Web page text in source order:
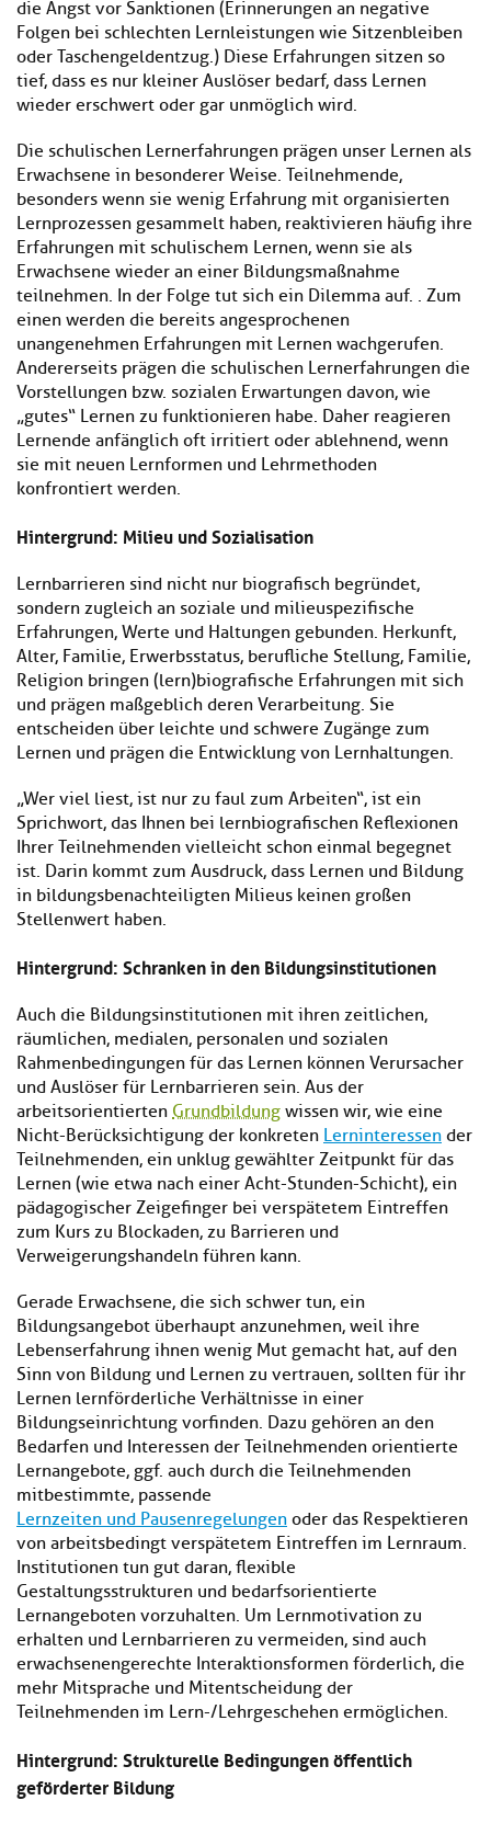
die Angst vor Sanktionen (Erinnerungen an negative
Folgen bei schlechten Lernleistungen wie Sitzenbleiben
oder Taschengeldentzug.) Diese Erfahrungen sitzen so
tief, dass es nur kleiner Auslöser bedarf, dass Lernen
wieder erschwert oder gar unmöglich wird.
Die schulischen Lernerfahrungen prägen unser Lernen als
Erwachsene in besonderer Weise. Teilnehmende,
besonders wenn sie wenig Erfahrung mit organisierten
Lernprozessen gesammelt haben, reaktivieren häufig ihre
Erfahrungen mit schulischem Lernen, wenn sie als
Erwachsene wieder an einer Bildungsmaßnahme
teilnehmen. In der Folge tut sich ein Dilemma auf. . Zum
einen werden die bereits angesprochenen
unangenehmen Erfahrungen mit Lernen wachgerufen.
Andererseits prägen die schulischen Lernerfahrungen die
Vorstellungen bzw. sozialen Erwartungen davon, wie
„gutes“ Lernen zu funktionieren habe. Daher reagieren
Lernende anfänglich oft irritiert oder ablehnend, wenn
sie mit neuen Lernformen und Lehrmethoden
konfrontiert werden.
Hintergrund: Milieu und Sozialisation
Lernbarrieren sind nicht nur biografisch begründet,
sondern zugleich an soziale und milieuspezifische
Erfahrungen, Werte und Haltungen gebunden. Herkunft,
Alter, Familie, Erwerbsstatus, berufliche Stellung, Familie,
Religion bringen (lern)biografische Erfahrungen mit sich
und prägen maßgeblich deren Verarbeitung. Sie
entscheiden über leichte und schwere Zugänge zum
Lernen und prägen die Entwicklung von Lernhaltungen.
„Wer viel liest, ist nur zu faul zum Arbeiten“, ist ein
Sprichwort, das Ihnen bei lernbiografischen Reflexionen
Ihrer Teilnehmenden vielleicht schon einmal begegnet
ist. Darin kommt zum Ausdruck, dass Lernen und Bildung
in bildungsbenachteiligten Milieus keinen großen
Stellenwert haben.
Hintergrund: Schranken in den Bildungsinstitutionen
Auch die Bildungsinstitutionen mit ihren zeitlichen,
räumlichen, medialen, personalen und sozialen
Rahmenbedingungen für das Lernen können Verursacher
und Auslöser für Lernbarrieren sein. Aus der
arbeitsorientierten Grundbildung wissen wir, wie eine
Nicht-Berücksichtigung der konkreten Lerninteressen der
Teilnehmenden, ein unklug gewählter Zeitpunkt für das
Lernen (wie etwa nach einer Acht-Stunden-Schicht), ein
pädagogischer Zeigefinger bei verspätetem Eintreffen
zum Kurs zu Blockaden, zu Barrieren und
Verweigerungshandeln führen kann.
Gerade Erwachsene, die sich schwer tun, ein
Bildungsangebot überhaupt anzunehmen, weil ihre
Lebenserfahrung ihnen wenig Mut gemacht hat, auf den
Sinn von Bildung und Lernen zu vertrauen, sollten für ihr
Lernen lernförderliche Verhältnisse in einer
Bildungseinrichtung vorfinden. Dazu gehören an den
Bedarfen und Interessen der Teilnehmenden orientierte
Lernangebote, ggf. auch durch die Teilnehmenden
mitbestimmte, passende
Lernzeiten und Pausenregelungen oder das Respektieren
von arbeitsbedingt verspätetem Eintreffen im Lernraum.
Institutionen tun gut daran, flexible
Gestaltungsstrukturen und bedarfsorientierte
Lernangeboten vorzuhalten. Um Lernmotivation zu
erhalten und Lernbarrieren zu vermeiden, sind auch
erwachsenengerechte Interaktionsformen förderlich, die
mehr Mitsprache und Mitentscheidung der
Teilnehmenden im Lern-/Lehrgeschehen ermöglichen.
Hintergrund: Strukturelle Bedingungen öffentlich
geförderter Bildung